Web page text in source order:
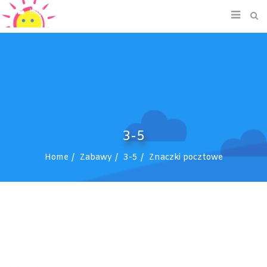
Login/Signup
3-5
Home Zabawy 3-5 Znaczki pocztowe